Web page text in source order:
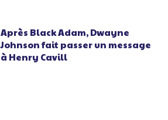
Après Black Adam, Dwayne
Johnson fait passer un message
à Henry Cavill